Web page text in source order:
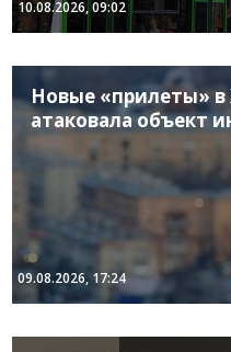
10.08.2026, 09:02
Новые «прилеты» в
атаковала объект
09.08.2026, 17:24